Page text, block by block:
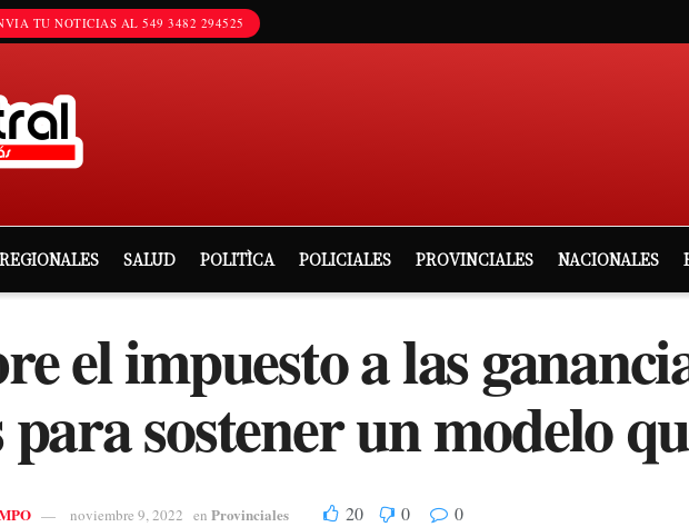
TU NOTICIAS AL 549 3482 294525
REGIONALES SALUD POLITÌCA POLICIALES PROVINCIALES NACIONALES
el impuesto a las
sostener un modelo
noviembre 9, 2022 en Provinciales 20 0 0